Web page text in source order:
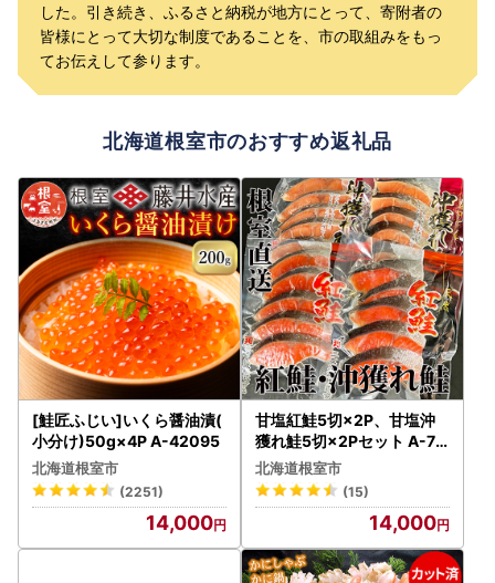
した。引き続き、ふるさと納税が地方にとって、寄附者の
皆様にとって大切な制度であることを、市の取組みをもっ
てお伝えして参ります。
北海道根室市のおすすめ返礼品
[鮭匠ふじい]いくら醤油漬(
小分け)50g×4P A-42095
北海道根室市
(2251)
14,000
甘塩紅鮭5切×2P、甘塩沖
獲れ鮭5切×2Pセット A-70
007
北海道根室市
(15)
14,000